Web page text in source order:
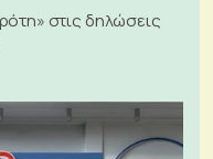
στις δηλώσεις